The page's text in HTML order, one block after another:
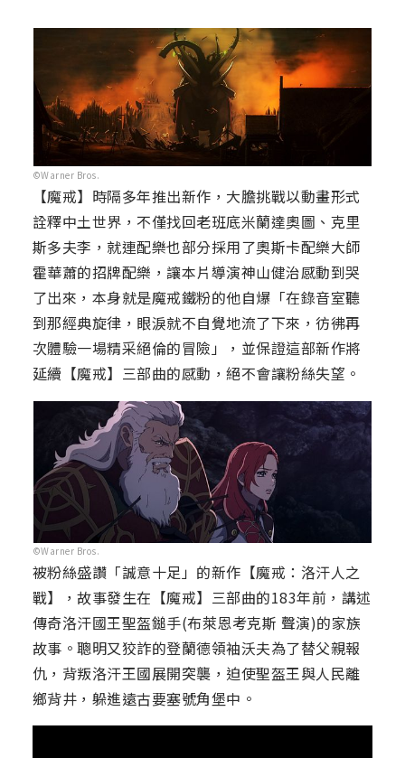
©Warner Bros.
【魔戒】時隔多年推出新作，大膽挑戰以動畫形式
詮釋中土世界，不僅找回老班底米蘭達奧圖、克里
斯多夫李，就連配樂也部分採用了奧斯卡配樂大師
霍華蕭的招牌配樂，讓本片導演神山健治感動到哭
了出來，本身就是魔戒鐵粉的他自爆「在錄音室聽
到那經典旋律，眼淚就不自覺地流了下來，彷彿再
次體驗一場精采絕倫的冒險」，並保證這部新作將
延續【魔戒】三部曲的感動，絕不會讓粉絲失望。
©Warner Bros.
被粉絲盛讚「誠意十足」的新作【魔戒：洛汗人之
戰】，故事發生在【魔戒】三部曲的183年前，講述
傳奇洛汗國王聖盔鎚手(布萊恩考克斯 聲演)的家族
故事。聰明又狡詐的登蘭德領袖沃夫為了替父親報
仇，背叛洛汗王國展開突襲，迫使聖盔王與人民離
鄉背井，躲進遠古要塞號角堡中。